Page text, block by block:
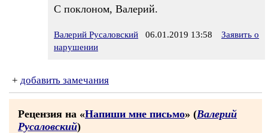
С поклоном, Валерий.
Валерий Русаловский 06.01.2019 13:58
Заявить о
нарушении
+ добавить замечания
Рецензия на «Напиши мне письмо» (Валерий
Русаловский)